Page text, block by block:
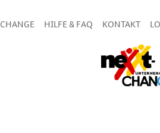
HILFE & FAQ KONTAKT